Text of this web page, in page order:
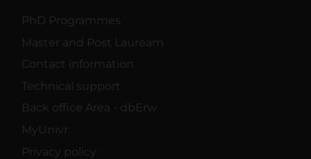
PhD Programmes
Master and Post Lauream
Contact information
Technical support
Back office Area - dbErw
MyUnivr
Privacy policy